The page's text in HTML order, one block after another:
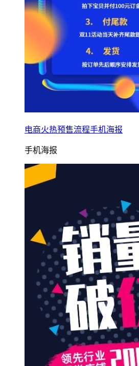
电商火热预售流程手机海报
手机海报